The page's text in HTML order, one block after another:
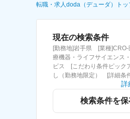
詳細条件から探す
求人特集から探す
転職・求人doda（デューダ）トッ
現在の検索条件
[勤務地]岩手県 [業種]CRO-
療機器・ライフサイエンス
ビス [こだわり条件ピック
し（勤務地限定） [詳細条
用情報)転勤なし（勤務地限
詳
検索条件を保